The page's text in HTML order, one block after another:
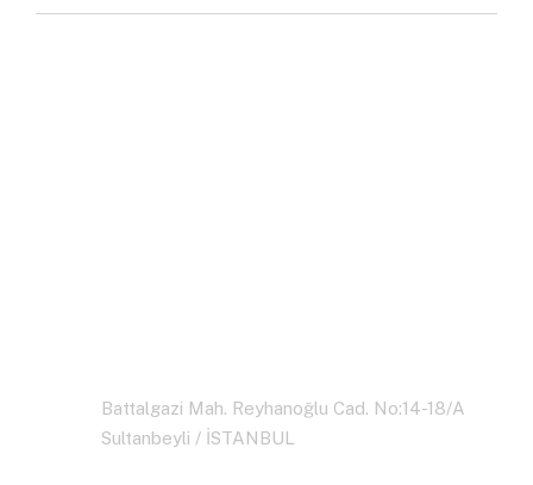
Battalgazi Mah. Reyhanoğlu Cad. No:14-18/A
Sultanbeyli / İSTANBUL